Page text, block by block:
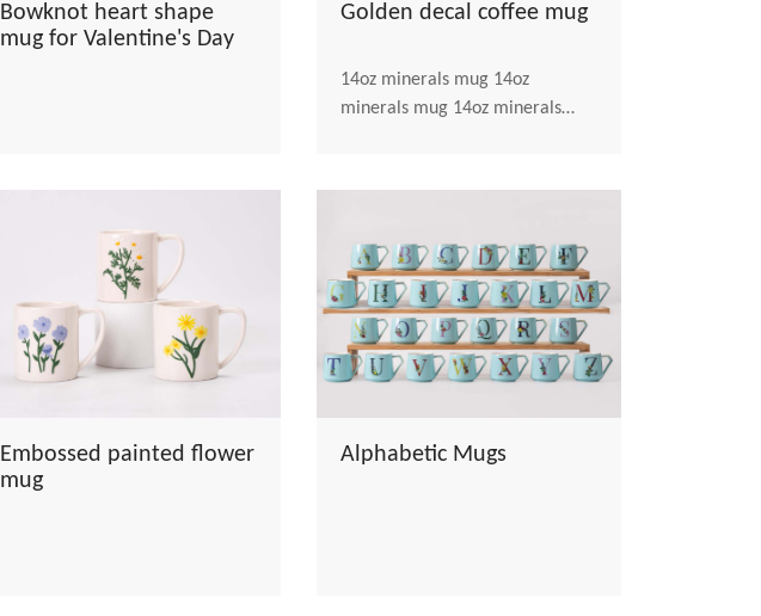
Bowknot heart shape
mug for Valentine's Day
Golden decal coffee mug
14oz minerals mug 14oz
minerals mug 14oz minerals
Embossed painted flower
mug
Alphabetic Mugs